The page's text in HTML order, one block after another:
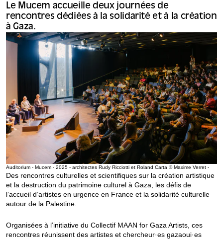
Le Mucem accueille deux journées de
rencontres dédiées à la solidarité et à la création
à Gaza.
Auditorium - Mucem - 2025 - architectes Rudy Ricciotti et Roland Carta © Maxime Verret -
Des rencontres culturelles et scientifiques sur la création artistique
et la destruction du patrimoine culturel à Gaza, les défis de
l’accueil d’artistes en urgence en France et la solidarité culturelle
autour de la Palestine.
Organisées à l’initiative du Collectif MAAN for Gaza Artists, ces
rencontres réunissent des artistes et chercheur·es gazaoui·es